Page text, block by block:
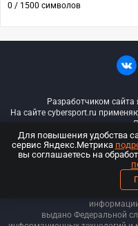
0 / 1500 символов
Разработчиком
На сайте cybersport.ru
© ООО
ООО «Киберспорт.ру».
выдано Федеральной
Для повышения удобства
сервис Яндекс.Метрика
вы соглашаетесь на